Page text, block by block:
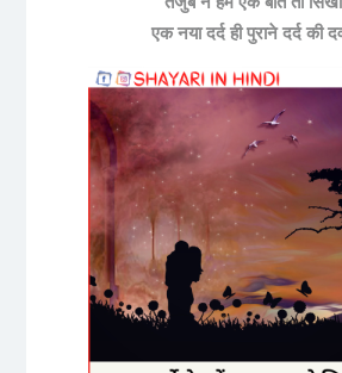
एक नया दर्द ही पुराने दर्द की